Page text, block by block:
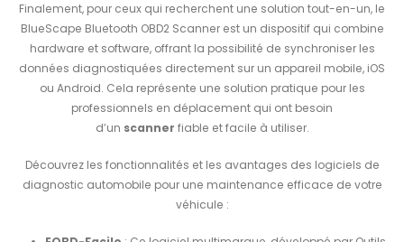
Finalement, pour ceux qui recherchent une solution tout-en-un, le
BlueScape Bluetooth OBD2 Scanner est un dispositif qui combine
hardware et software, offrant la possibilité de synchroniser les
données diagnostiquées directement sur un appareil mobile, iOS
ou Android. Cela représente une solution pratique pour les
professionnels en déplacement qui ont besoin
d’un scanner fiable et facile à utiliser.
Découvrez les fonctionnalités et les avantages des logiciels de
diagnostic automobile pour une maintenance efficace de votre
véhicule :